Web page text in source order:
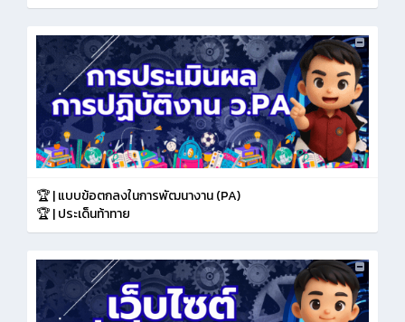
🏆 | แบบข้อตกลงในการพัฒนางาน (PA)
🏆 | ประเด็นท้าทาย